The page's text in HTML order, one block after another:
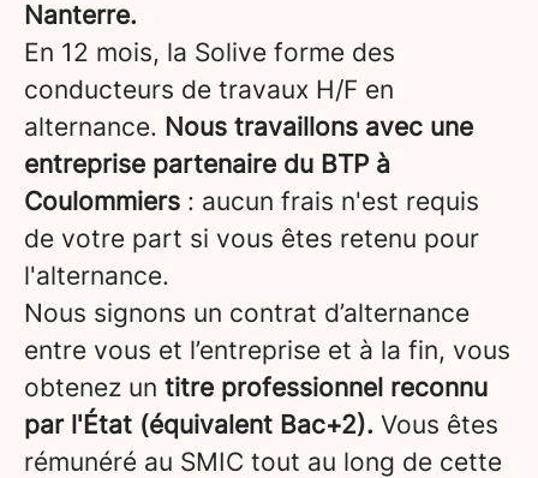
Nanterre.
En 12 mois, la Solive forme des
conducteurs de travaux H/F en
alternance. Nous travaillons avec une
entreprise partenaire du BTP à
Coulommiers : aucun frais n'est requis
de votre part si vous êtes retenu pour
l'alternance.
Nous signons un contrat d’alternance
entre vous et l’entreprise et à la fin, vous
obtenez un titre professionnel reconnu
par l'État (équivalent Bac+2). Vous êtes
rémunéré au SMIC tout au long de cette